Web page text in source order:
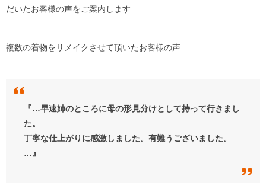
だいたお客様の声をご案内します
複数の着物をリメイクさせて頂いたお客様の声
『…早速姉のところに母の形見分けとして持って行きまし
た。
丁寧な仕上がりに感激しました。有難うございました。
…』